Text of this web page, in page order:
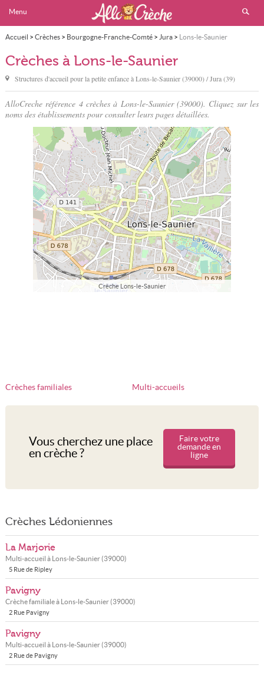
Menu
Accueil > Crèches> Bourgogne-Franche-Comté> Jura> Lons-le-Saunier
Crèches à Lons-le-Saunier
Structures d'accueil pour la petite enfance àLons-le-Saunier(39000) / Jura (39)
AlloCreche référence 4 crèches à Lons-le-Saunier (39000). Cliquez sur les
noms des établissements pour consulter leurs pages détaillées.
Crèche Lons-le-Saunier
Crèches familiales Multi-accueils
Vous cherchez une place
en crèche ?
Faire votre
demande en
ligne
Crèches Lédoniennes
La Marjorie
Multi-accueil à Lons-le-Saunier(39000)
5 Rue de Ripley
Pavigny
Crèche familiale à Lons-le-Saunier(39000)
2 Rue Pavigny
Pavigny
Multi-accueil à Lons-le-Saunier(39000)
2 Rue de Pavigny